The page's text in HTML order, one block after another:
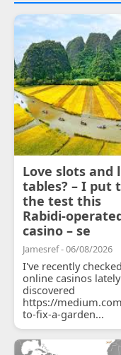
Love slots and
tables? – I put
the test this
Rabidi-
casino – se
Jamesref - 06/08/2026
I've recently
online casinos
discovered
https://
to-fix-a-garden...